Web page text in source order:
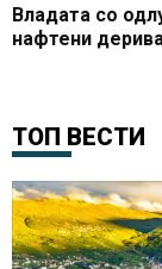
Владата со
нафтени
ТОП ВЕСТИ